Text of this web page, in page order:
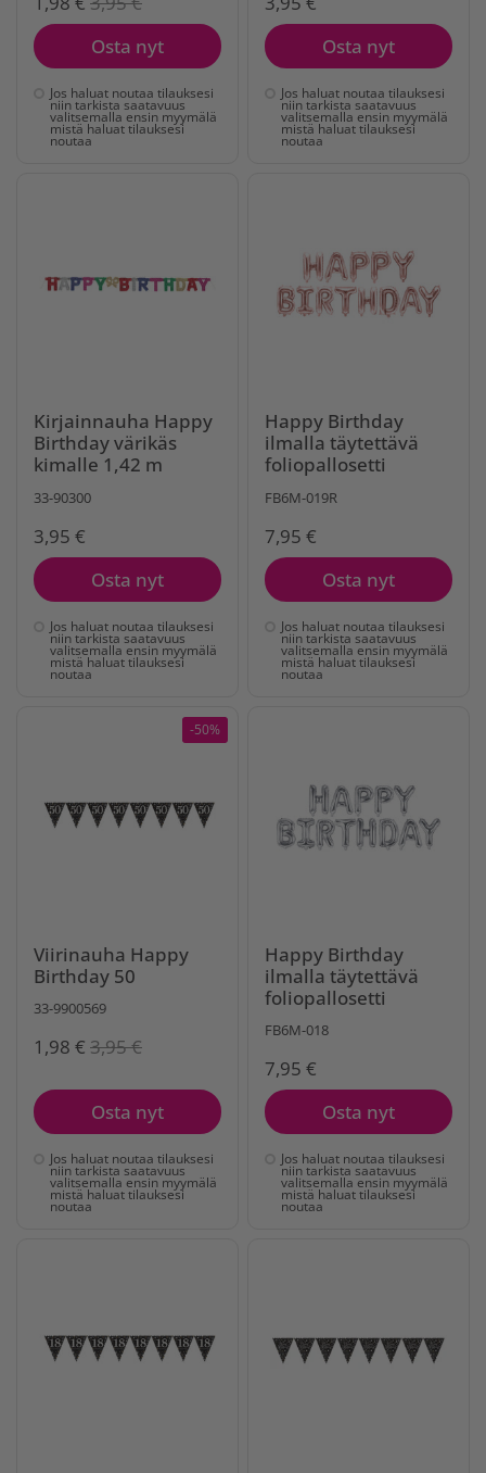
Osta nyt
Jos haluat noutaa tilauksesi
niin tarkista saatavuus
valitsemalla ensin myymälä
mistä haluat tilauksesi
noutaa
Osta nyt
Jos haluat noutaa tilauksesi
niin tarkista saatavuus
valitsemalla ensin myymälä
mistä haluat tilauksesi
noutaa
Kirjainnauha Happy
Birthday värikäs
kimalle 1,42 m
33-90300
3,95 €
Osta nyt
Jos haluat noutaa tilauksesi
niin tarkista saatavuus
valitsemalla ensin myymälä
mistä haluat tilauksesi
noutaa
Happy Birthday
ilmalla täytettävä
foliopallosetti
FB6M-019R
7,95 €
Osta nyt
Jos haluat noutaa tilauksesi
niin tarkista saatavuus
valitsemalla ensin myymälä
mistä haluat tilauksesi
noutaa
Viirinauha Happy
Birthday 50
33-9900569
1,98 € 3,95 €
Osta nyt
Jos haluat noutaa tilauksesi
niin tarkista saatavuus
valitsemalla ensin myymälä
mistä haluat tilauksesi
noutaa
-50%
Happy Birthday
ilmalla täytettävä
foliopallosetti
FB6M-018
7,95 €
Osta nyt
Jos haluat noutaa tilauksesi
niin tarkista saatavuus
valitsemalla ensin myymälä
mistä haluat tilauksesi
noutaa